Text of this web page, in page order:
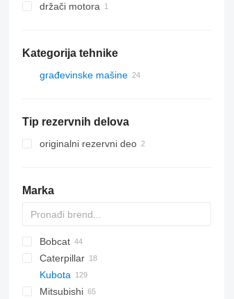
držači motora
Kategorija tehnike
građevinske mašine
Tip rezervnih delova
originalni rezervni deo
Marka
AX
ASC
Bobcat
320
331
334
CX
Caterpillar
232
301
DX
EX
H-series
EX
ZX
8025
8052
SK
PC
WB
Kubota
D-series
Mitsubishi